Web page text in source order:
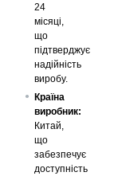
24
місяці,
що
підтверджує
надійність
виробу.
Країна
виробник:
Китай,
що
забезпечує
доступність